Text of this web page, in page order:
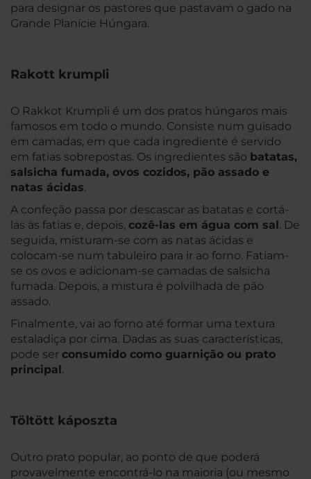
para designar os pastores que pastavam o gado na
Grande Planície Húngara.
Rakott krumpli
O Rakkot Krumpli é um dos pratos húngaros mais
famosos em todo o mundo. Consiste num guisado
em camadas, em que cada ingrediente é servido
em fatias sobrepostas. Os ingredientes são batatas,
salsicha fumada, ovos cozidos, pão assado e
natas ácidas.
A confeção passa por descascar as batatas e cortá-
las às fatias e, depois, cozê-las em água com sal. De
seguida, misturam-se com as natas ácidas e
colocam-se num tabuleiro para ir ao forno. Fatiam-
se os ovos e adicionam-se camadas de salsicha
fumada. Depois, a mistura é polvilhada de pão
assado.
Finalmente, vai ao forno até formar uma textura
estaladiça por cima. Dadas as suas características,
pode ser consumido como guarnição ou prato
principal.
Töltött káposzta
Outro prato popular, ao ponto de que poderá
provavelmente encontrá-lo na maioria (ou mesmo